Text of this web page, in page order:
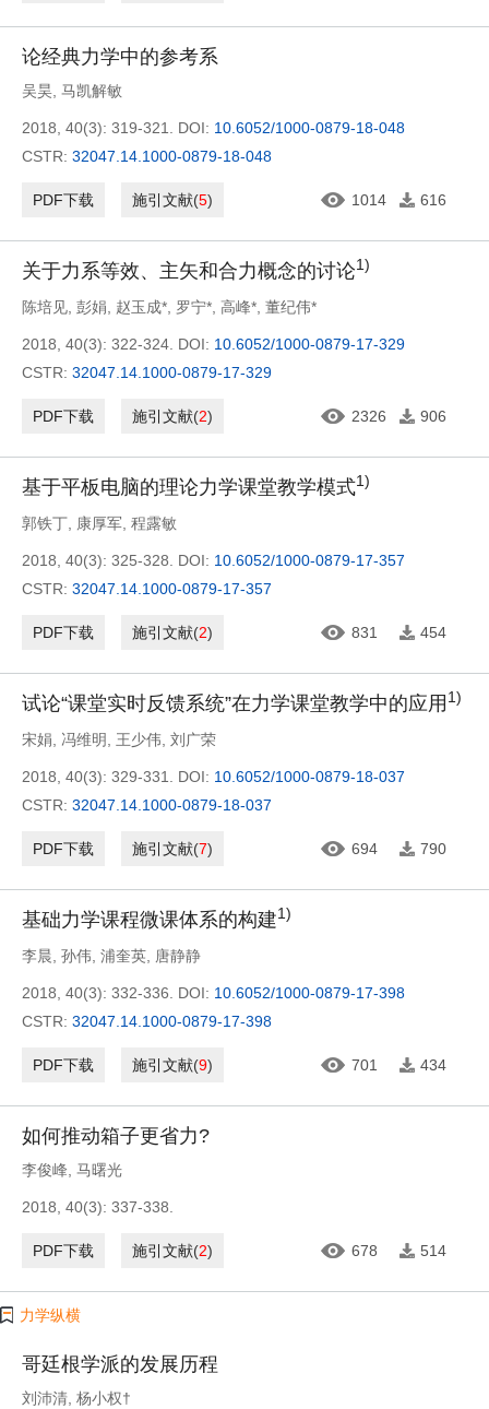
论经典力学中的参考系
吴昊 马凯解敏
2018, 40(3): 319-321. DOI: 10.6052/1000-0879-18-048
CSTR: 32047.14.1000-0879-18-048
PDF下载 施引文献(5) 1014 616
关于力系等效、主矢和合力概念的讨论1)
陈培见 彭娟 赵玉成* 罗宁* 高峰* 董纪伟*
2018, 40(3): 322-324. DOI: 10.6052/1000-0879-17-329
CSTR: 32047.14.1000-0879-17-329
PDF下载 施引文献(2) 2326 906
基于平板电脑的理论力学课堂教学模式1)
郭铁丁 康厚军 程露敏
2018, 40(3): 325-328. DOI: 10.6052/1000-0879-17-357
CSTR: 32047.14.1000-0879-17-357
PDF下载 施引文献(2) 831 454
试论“课堂实时反馈系统”在力学课堂教学中的应用 1)
宋娟 冯维明 王少伟 刘广荣
2018, 40(3): 329-331. DOI: 10.6052/1000-0879-18-037
CSTR: 32047.14.1000-0879-18-037
PDF下载 施引文献(7) 694 790
基础力学课程微课体系的构建1)
李晨 孙伟 浦奎英 唐静静
2018, 40(3): 332-336. DOI: 10.6052/1000-0879-17-398
CSTR: 32047.14.1000-0879-17-398
PDF下载 施引文献(9) 701 434
如何推动箱子更省力?
李俊峰 马曙光
2018, 40(3): 337-338.
PDF下载 施引文献(2) 678 514
力学纵横
哥廷根学派的发展历程
刘沛清 杨小权†